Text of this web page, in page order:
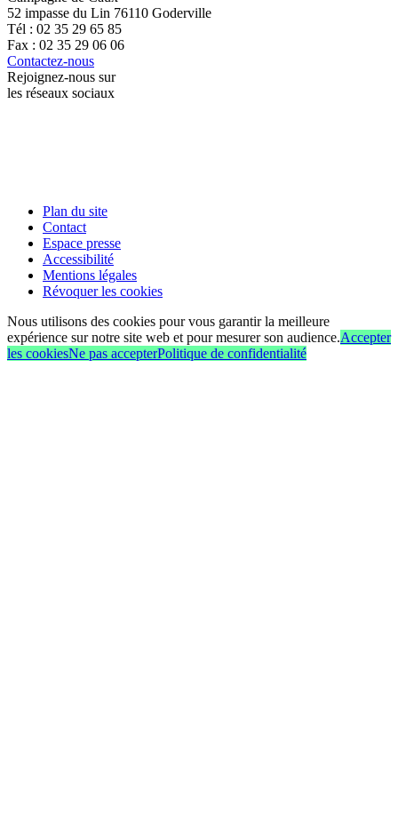
52 impasse du Lin 76110 Goderville
Tél : 02 35 29 65 85
Fax : 02 35 29 06 06
Contactez-nous
Rejoignez-nous sur
les réseaux sociaux
Plan du site
Contact
Espace presse
Accessibilité
Mentions légales
Révoquer les cookies
Nous utilisons des cookies pour vous garantir la meilleure
expérience sur notre site web et pour mesurer son audience.Accepter
les cookiesNe pas accepterPolitique de confidentialité